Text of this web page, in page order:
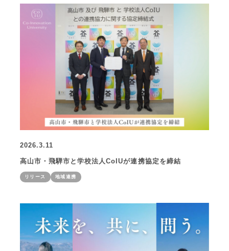
2026.3.11
高山市・飛騨市と学校法人CoIUが連携協定を締結
リリース 地域連携